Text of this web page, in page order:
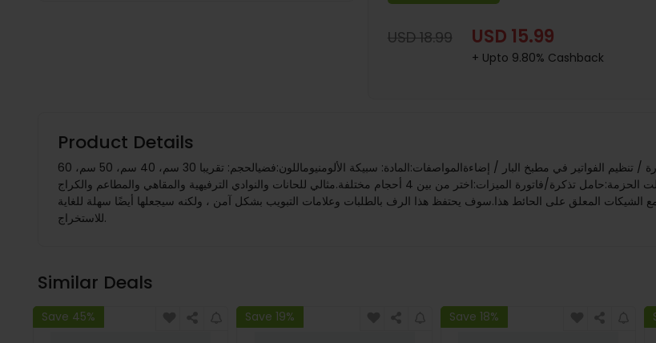
USD 18.99 USD 15.99
+ Upto 9.80% Cashback
Product Details
حامل تذاكر / جمّاع العلامات / حامل فحص إيصال الفاتورة / تنظيم الفواتير في مطبخ البار / إضاءةالمواصفات:المادة: سبيكة الألومنيوماللون:فضيالحجم: تقريبا 30 سم، 40 سم، 50 سم، 60
سم(1سم=10مم=0.39بوصة)تفاصيل القياس في الصورة المرفقة. شملت الحزمة:حامل تذكرة/فاتورة الميزات:اختر من بين 4 أحجام مختلفة.مثالي للحانات والنوادي الترفيهية والمقاهي والمطاعم والكراج
الشيكات المعلق على الحائط هذا.سوف يحتفظ هذا الرف بالطلبات وعلامات التبويب بشكل آمن ، ولكنه سيجعلها أيضًا سهلة للغاية
للاستخراج.
Similar Deals
Save 45% Save 19% Save 18%